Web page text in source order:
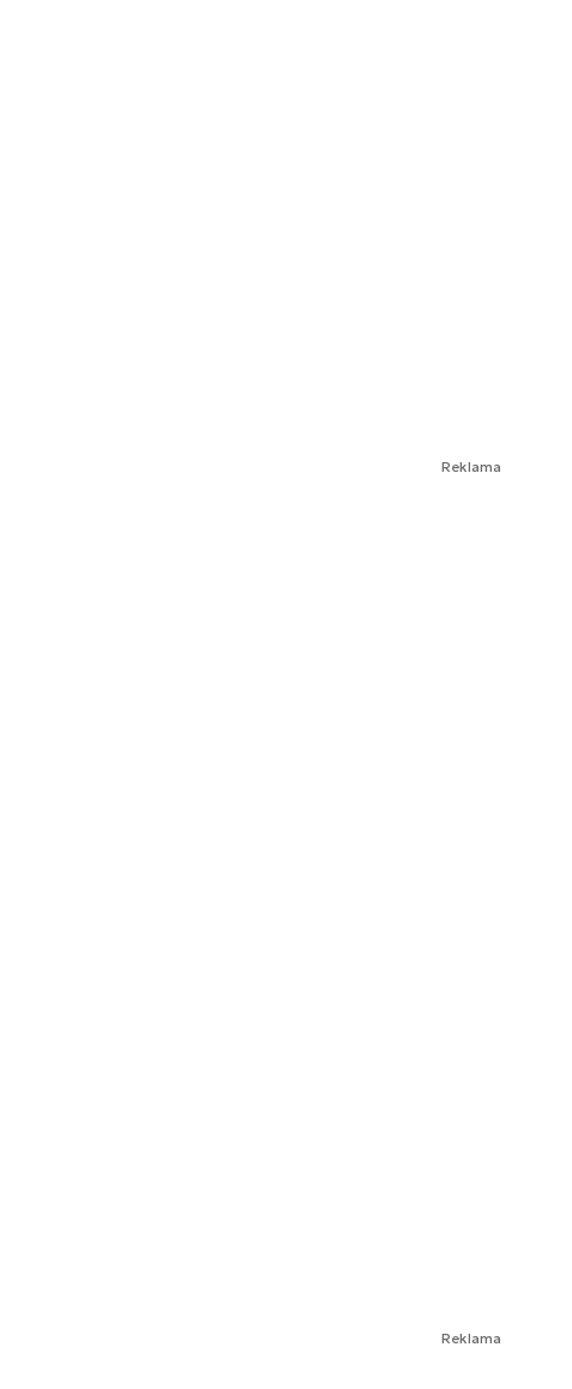
Reklama
Reklama